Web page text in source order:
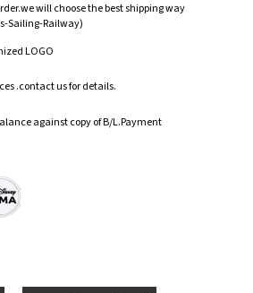
will choose the best shipping way
Sailing-Railway)
LOGO
.contact us for details.
against copy of B/L.Payment